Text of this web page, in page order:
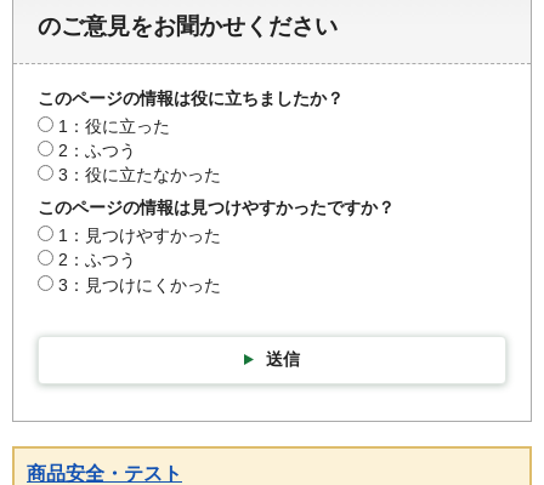
のご意見をお聞かせください
このページの情報は役に立ちましたか？
1：役に立った
2：ふつう
3：役に立たなかった
このページの情報は見つけやすかったですか？
1：見つけやすかった
2：ふつう
3：見つけにくかった
送信
商品安全・テスト